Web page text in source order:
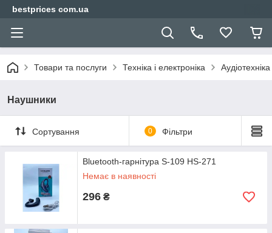
bestprices com.ua
Товари та послуги Техніка і електроніка Аудіотехніка
Наушники
Сортування 0 Фільтри
Bluetooth-гарнітура S-109 HS-271
Немає в наявності
296 ₴